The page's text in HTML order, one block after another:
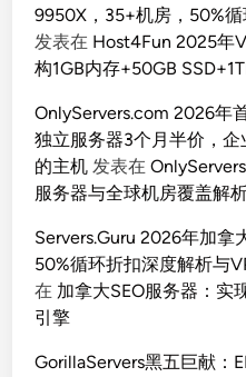
9950X，35+机房，50%
发表在 Host4Fun 2025年
构1GB内存+50GB
OnlyServers.com 2026年
独立服务器3个月半价，
的主机 发表在
服务器与全球机房覆盖解
Servers.Guru 2026年加拿
50%循环折扣深度解析与
在 加拿大SEO服务器：实
引擎
GorillaServers黑五巨献：